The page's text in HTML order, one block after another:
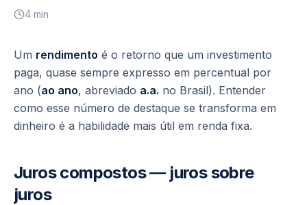
4 min
Um rendimento é o retorno que um investimento
paga, quase sempre expresso em percentual por
ano (ao ano, abreviado a.a. no Brasil). Entender
como esse número de destaque se transforma em
dinheiro é a habilidade mais útil em renda fixa.
Juros compostos — juros sobre
juros